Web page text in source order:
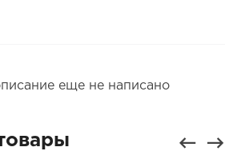
еще не написано